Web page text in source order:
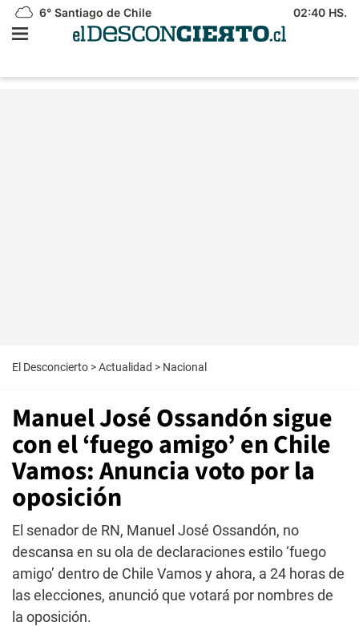
6° Santiago de Chile 02:40 HS.
El Desconcierto >Actualidad > Nacional
Manuel José Ossandón sigue
con el ‘fuego amigo’ en Chile
Vamos: Anuncia voto por la
oposición
El senador de RN, Manuel José Ossandón, no
descansa en su ola de declaraciones estilo ‘fuego
amigo’ dentro de Chile Vamos y ahora, a 24 horas de
las elecciones, anunció que votará por nombres de
la oposición.